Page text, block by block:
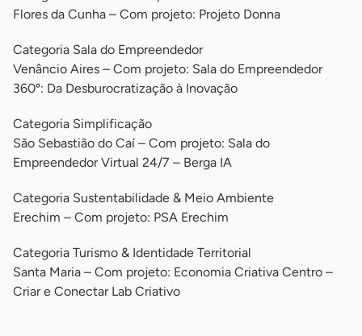
Flores da Cunha – Com projeto: Projeto Donna
Categoria Sala do Empreendedor
Venâncio Aires – Com projeto: Sala do Empreendedor
360º: Da Desburocratização à Inovação
Categoria Simplificação
São Sebastião do Caí – Com projeto: Sala do
Empreendedor Virtual 24/7 – Berga IA
Categoria Sustentabilidade & Meio Ambiente
Erechim – Com projeto: PSA Erechim
Categoria Turismo & Identidade Territorial
Santa Maria – Com projeto: Economia Criativa Centro –
Criar e Conectar Lab Criativo